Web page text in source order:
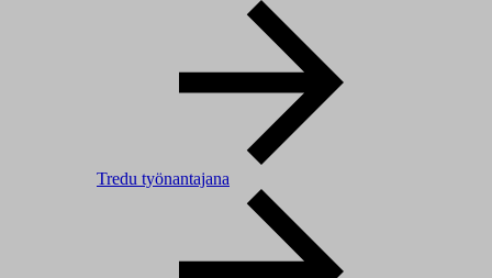
Tredu työnantajana